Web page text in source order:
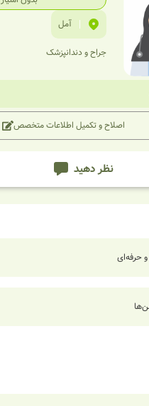
| آمل
جراح و دندانپزشک
اصلاح و تکمیل اطلاعات متخصص
نظر دهید
حرفه‌ای